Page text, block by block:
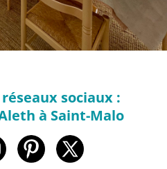
sociaux :
à Saint-Malo